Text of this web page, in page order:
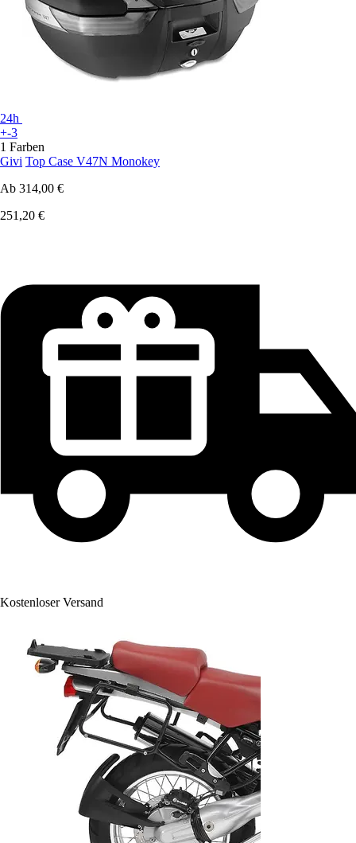
24h
+-3
1 Farben
Givi Top Case V47N Monokey
Ab 314,00 €
251,20 €
Kostenloser Versand